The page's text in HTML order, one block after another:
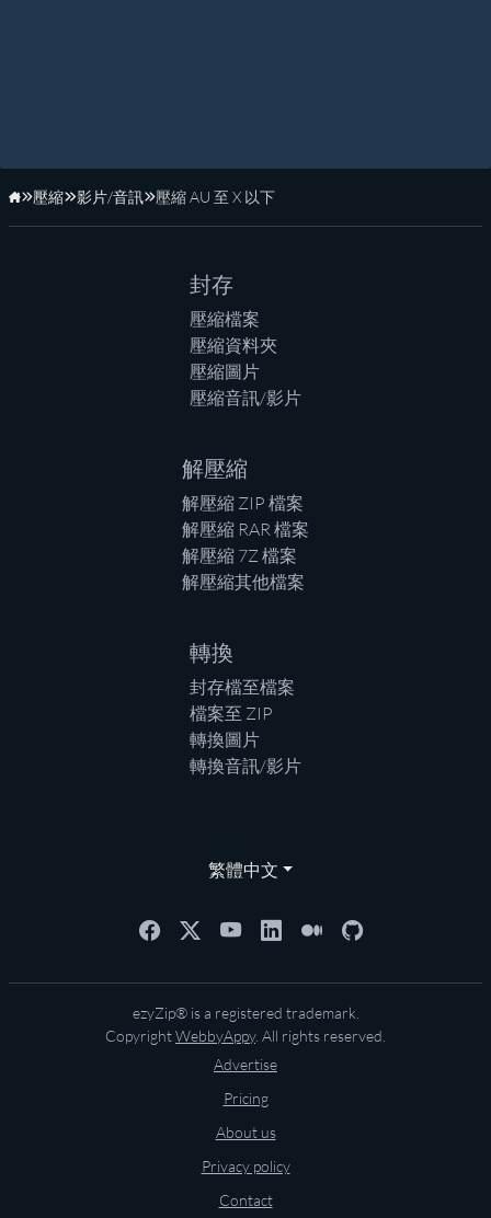
首頁
壓縮 影片/音訊 壓縮 AU 至 X 以下
封存
壓縮檔案
壓縮資料夾
壓縮圖片
壓縮音訊/影片
解壓縮
解壓縮 ZIP 檔案
解壓縮 RAR 檔案
解壓縮 7Z 檔案
解壓縮其他檔案
轉換
封存檔至檔案
檔案至 ZIP
轉換圖片
轉換音訊/影片
繁體中文
ezyZip® is a registered trademark.
CopyrightWebbyAppy. All rights reserved.
Advertise
Pricing
About us
Privacy policy
Contact